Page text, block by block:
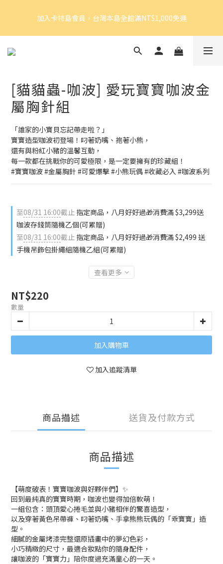
加入卡特島會員，台灣本島全館滿NT$1,000免運
好眠體驗官招募｜開始報名！
4
3
2
4
3
2
4
3
2
5
1
0
8
7
6
0
9
8
7
2
5
4
3
7
6
5
4
3
0
由此前往
加入卡特島會員，台灣本島全館滿NT$1,000免運
[貓貓蟲-咖波] 愛玩寶寶咖波金
屬胸針組
「誰家的小寶貝忘記帶走啦？」
寶寶造型咖波初登場！叼著奶嘴、抱著小熊，
還有與粉紅小豬的溫馨互動，
每一款都在挑戰你的可愛極限，是一定要擁有的珍藏組！
#寶寶咖波 #金屬胸針 #可愛爆擊 #小熊玩偶 #收藏必入 #咖波系列
至08/31 16:00截止 指定商品，八月好好過🎁消費滿 $3,299送
咖波存錢筒隨機乙個(可累贈)
至08/31 16:00截止 指定商品，八月好好過🎁消費滿 $2,499 送
手機吊飾包掛繩組隨機乙組(可累贈)
查看更多
NT$220
數量
加入購物車
加入追蹤清單
商品描述 送貨及付款方式
商品描述
【萌度破表！寶寶咖波與好夥伴們】✨
回到最純真的寶寶時期，咖波也變得加倍軟萌！
一組包含：頭頂愛心捲毛並與小豬相伴的驚喜造型，
以及穿著黃色吊帶褲、叼著奶嘴、手拿熊熊玩偶的「乖寶寶」造
型。
細膩的金屬烤漆完整還原插畫中的夢幻色彩，
小巧精緻的尺寸，最適合妝點你的隨身配件，
讓咖波的「寶寶力」陪你度過充滿童心的一天。